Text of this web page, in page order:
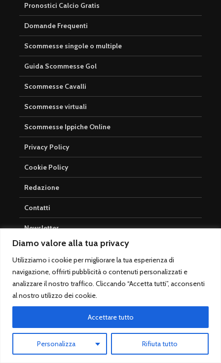
Diamo valore alla tua privacy
Utilizziamo i cookie per migliorare la tua esperienza di
navigazione, offrirti pubblicità o contenuti personalizzati e
analizzare il nostro traffico. Cliccando “Accetta tutti”, acconsenti
al nostro utilizzo dei cookie.
Personalizza Rifiuta tutto
Accettare tutto
Pronostici Calcio Gratis
Domande Frequenti
Scommesse singole o multiple
Guida Scommesse Gol
Scommesse Cavalli
Scommesse virtuali
Scommesse Ippiche Online
Privacy Policy
Cookie Policy
Redazione
Contatti
Newsletter
Scommesse Online
Betfair Exchange
Trading Sportivo
Sisal Scommesse
Scommesse SNAI Race
Metodi di pagamento